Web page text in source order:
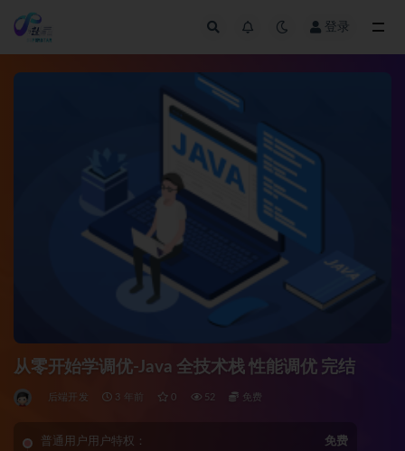
登录
从零开始学调优-Java 全技术栈 性能调优 完结
后端开发 3 年前 0 52 免费
普通用户用户特权： 免费